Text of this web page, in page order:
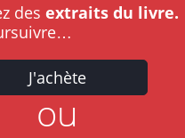
des extraits du livre.
J'achète
ou